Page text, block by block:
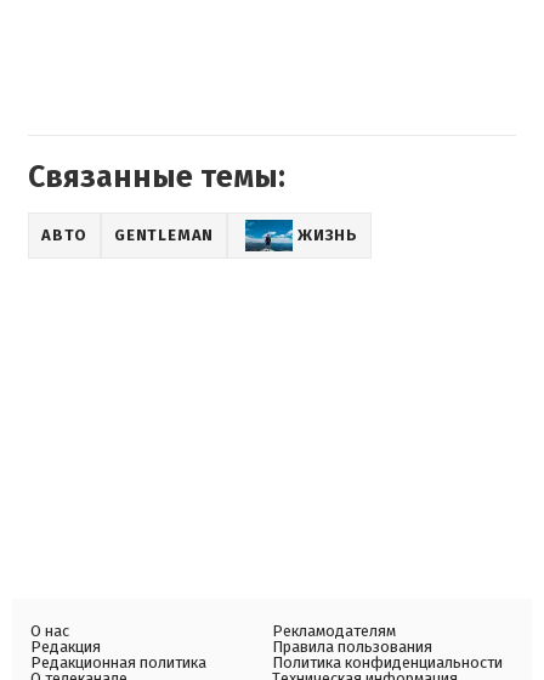
Связанные темы:
АВТО GENTLEMAN ЖИЗНЬ
О нас
Редакция
Редакционная политика
Рекламодателям
Правила пользования
Политика конфиденциальности